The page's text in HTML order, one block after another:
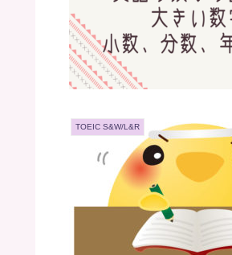
TOEIC S&W/L&R